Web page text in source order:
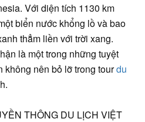
Với diện tích 1130 km
biển nước khổng lồ và bao
thẳm liền với trời xang.
là một trong những tuyệt
không nên bỏ lỡ trong tourdu
THÔNG DU LỊCH VIỆT